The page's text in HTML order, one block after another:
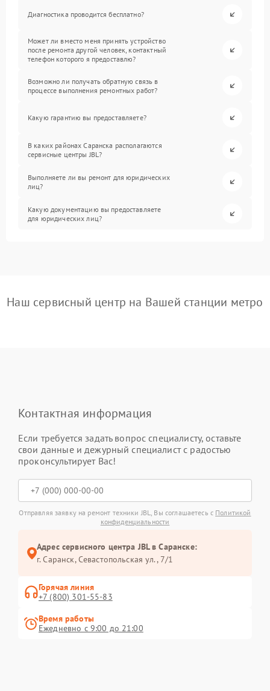
Диагностика проводится бесплатно?
Может ли вместо меня принять устройство
после ремонта другой человек, контактный
телефон которого я предоставлю?
Возможно ли получать обратную связь в
процессе выполнения ремонтных работ?
Какую гарантию вы предоставляете?
В каких районах Саранска располагаются
сервисные центры JBL?
Выполняете ли вы ремонт для юридических
лиц?
Какую документацию вы предоставляете
для юридических лиц?
Наш сервисный центр на Вашей станции метро
Контактная информация
Если требуется задать вопрос специалисту, оставьте
свои данные и дежурный специалист с радостью
проконсультирует Вас!
Отправляя заявку на ремонт техники JBL, Вы соглашаетесь с Политикой
конфиденциальности
Адрес сервисного центра JBL в Саранске:
г. Саранск, Севастопольская ул., 7/1
Горячая линия
+7 (800) 301-55-83
Время работы
Ежедневно с 9:00 до 21:00